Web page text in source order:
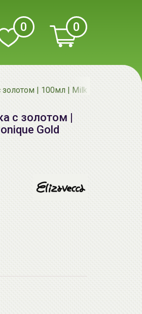
0 0
| 100мл | Milky Piggy Hell-
с золотом |
Gold